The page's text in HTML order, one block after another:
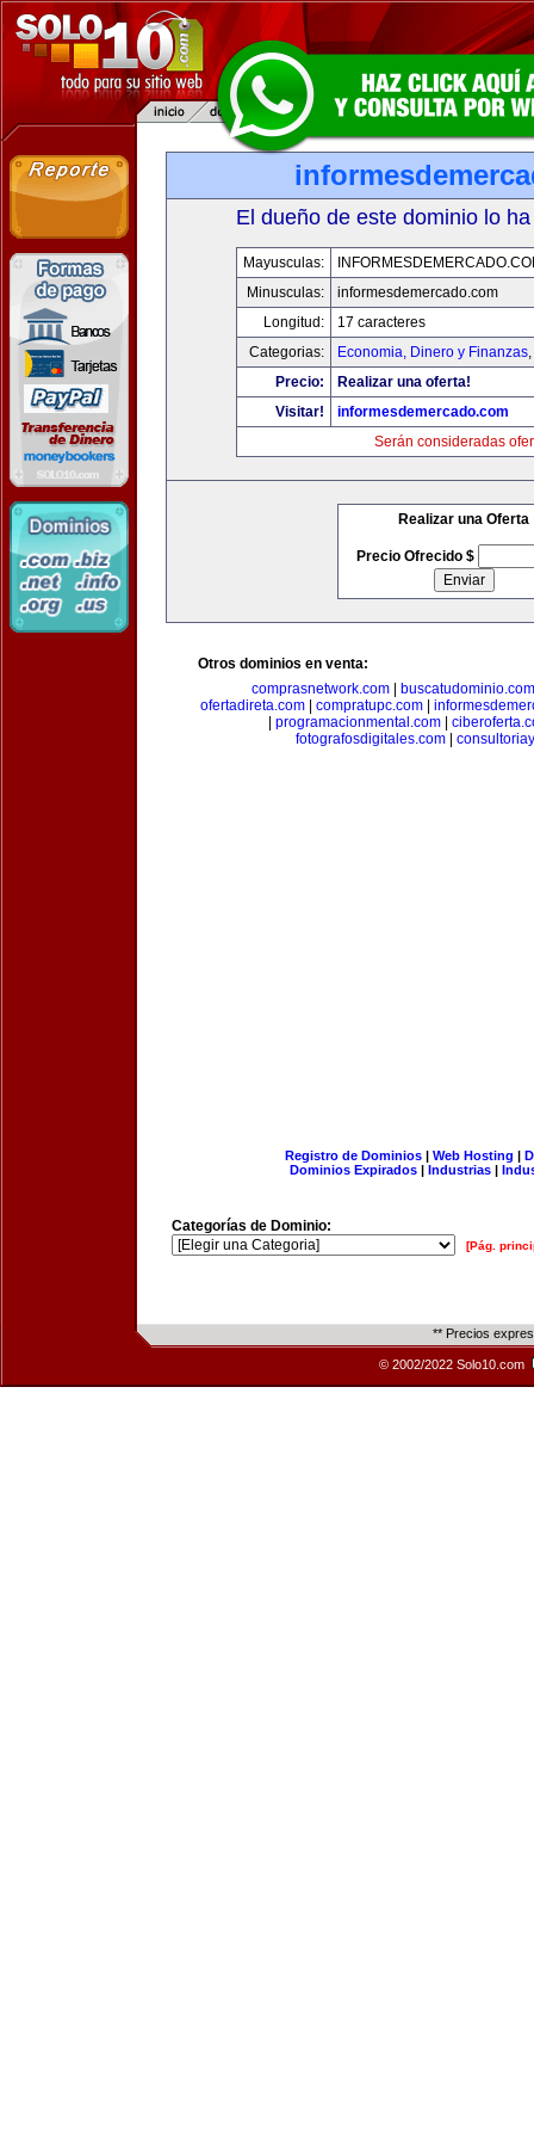
El dueño de este dominio lo
Mayusculas:
Minusculas:
informesdemercado.com
Longitud:
17 caracteres
Categorias:
Economia, Dinero y Finanzas,
Precio:
Realizar una oferta!
Visitar!
informesdemercado.com
Serán consideradas
Realizar una Oferta
Precio Ofrecido $
Otros dominios en venta:
comprasnetwork.com
buscatudominio.com
ofertadireta.com| compratupc.com|
programacionmental.com|
fotografosdigitales.com|
Registro de Dominios| Web Hosting |
Dominios Expirados | Industrias |
Categorías de Dominio:
[Pág.
** Precios
© 2002/2022 Solo10.com